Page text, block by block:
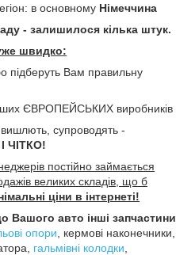
в основному Німеччина
- залишилося кілька штук.
швидко:
підберуть Вам правильну
ЄВРОПЕЙСЬКИХ виробників
супроводять -
ЧІТКО!
постійно займається
великих складів, що б
ціни в інтернеті!
Вашого авто інші запчастини
опори , кермові наконечники,
гальмівні колодки